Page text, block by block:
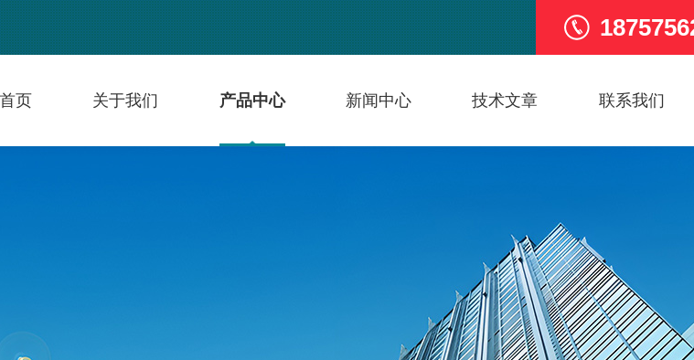
页 关于我们 产品中心 新闻中心 技术文章 联系我们